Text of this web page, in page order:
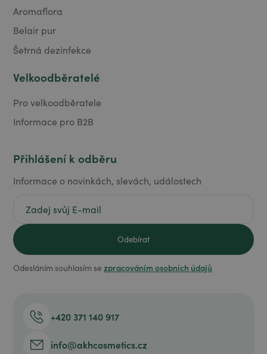
Aromaflora
Belair pur
Šetrná dezinfekce
Velkoodběratelé
Pro velkoodběratele
Informace pro B2B
Přihlášení k odběru
Informace o novinkách, slevách, událostech
Odesláním souhlasím sezpracováním osobních údajů
+420 371 140 917
info@akhcosmetics.cz